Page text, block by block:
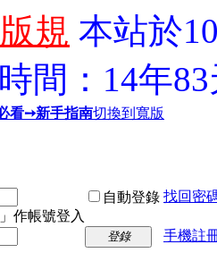
規 本站於
間：14年
看➙新手指南切換到寬版
作帳號登入
自動登錄 找回密
登錄 手機註